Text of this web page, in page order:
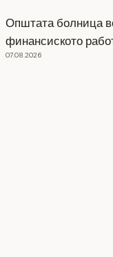
Општата болница
финансиското
07.08.2026